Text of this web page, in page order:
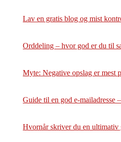
Lav en gratis blog og mist
Orddeling – hvor god er du til
Myte: Negative opslag er mest
Guide til en god e-mailadresse
Hvornår skriver du en ultimativ